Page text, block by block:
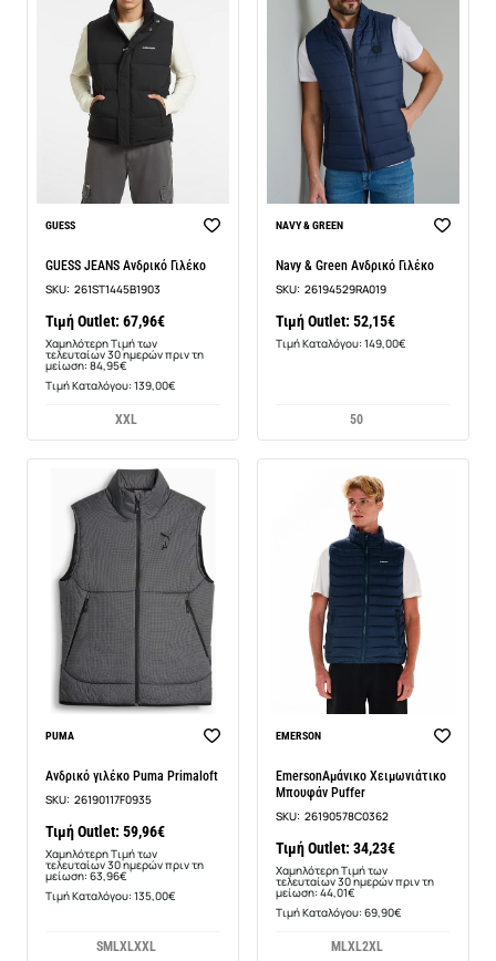
-20%
GUESS
GUESS JEANS Ανδρικό Γιλέκο
SKU: 261ST1445B1903
Τιμή Outlet: 67,96€
Χαμηλότερη Τιμή των
τελευταίων 30 ημερών πριν τη
μείωση: 84,95€
Τιμή Καταλόγου: 139,00€
XXL
NAVY & GREEN
Navy & Green Ανδρικό Γιλέκο
SKU: 26194529RA019
Τιμή Outlet: 52,15€
Τιμή Καταλόγου: 149,00€
50
-6%
PUMA
Ανδρικό γιλέκο Puma Primaloft
SKU: 26190117F0935
Τιμή Outlet: 59,96€
Χαμηλότερη Τιμή των
τελευταίων 30 ημερών πριν τη
μείωση: 63,96€
Τιμή Καταλόγου: 135,00€
SM LXLXXL
-22%
EMERSON
EmersonΑμάνικο Χειμωνιάτικο
Μπουφάν Puffer
SKU: 26190578C0362
Τιμή Outlet: 34,23€
Χαμηλότερη Τιμή των
τελευταίων 30 ημερών πριν τη
μείωση: 44,01€
Τιμή Καταλόγου: 69,90€
M LXL2XL